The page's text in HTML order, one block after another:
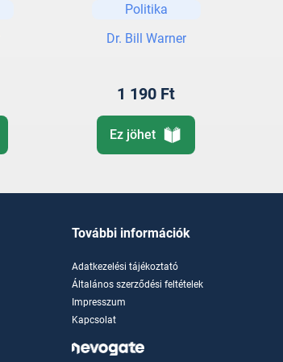
Politika
Dr. Bill Warner
1 190 Ft
Ez jöhet
További információk
Adatkezelési tájékoztató
Általános szerződési feltételek
Impresszum
Kapcsolat